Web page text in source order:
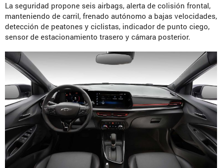
La seguridad propone seis airbags, alerta de colisión frontal,
manteniendo de carril, frenado autónomo a bajas velocidades,
detección de peatones y ciclistas, indicador de punto ciego,
sensor de estacionamiento trasero y cámara posterior.